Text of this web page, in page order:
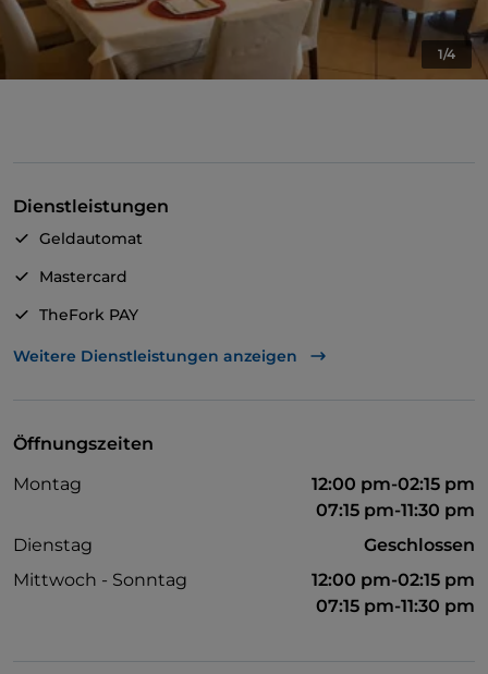
1/4
Dienstleistungen
Geldautomat
Mastercard
TheFork PAY
UnionPay über TheFork PAY
WLAN
Weitere Dienstleistungen anzeigen
Öffnungszeiten
Montag
12:00 pm-02:15 pm
07:15 pm-11:30 pm
Dienstag
Geschlossen
Mittwoch - Sonntag
12:00 pm-02:15 pm
07:15 pm-11:30 pm